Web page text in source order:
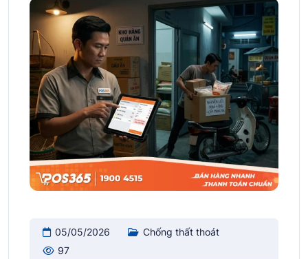
05/05/2026
Chống thất thoát
97